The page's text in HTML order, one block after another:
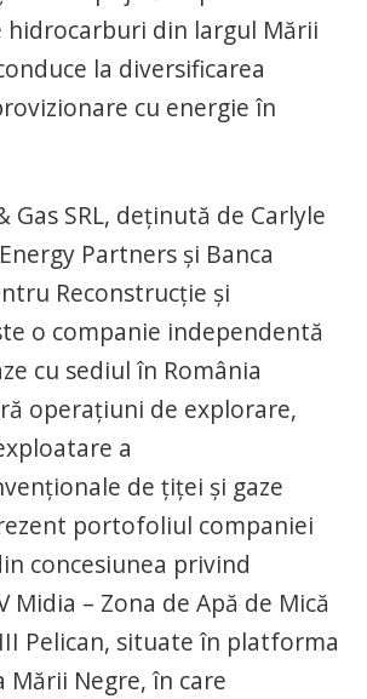
hidrocarburi din largul Mării
la diversificarea
cu energie în
Gas SRL, deținută de Carlyle
Partners și Banca
Reconstrucție și
o companie independentă
cu sediul în România
operațiuni de explorare,
a
de țiței și gaze
portofoliul companiei
concesiunea privind
Midia – Zona de Apă de Mică
Pelican, situate în platforma
Negre, în care